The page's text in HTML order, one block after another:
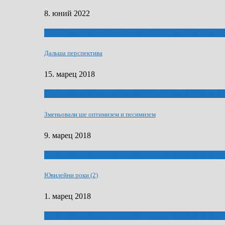
8. юний 2022
Дальша перспектива
15. марец 2018
Зменьовали ше оптимизем и песимизем
9. марец 2018
Ювилейни роки (2)
1. марец 2018